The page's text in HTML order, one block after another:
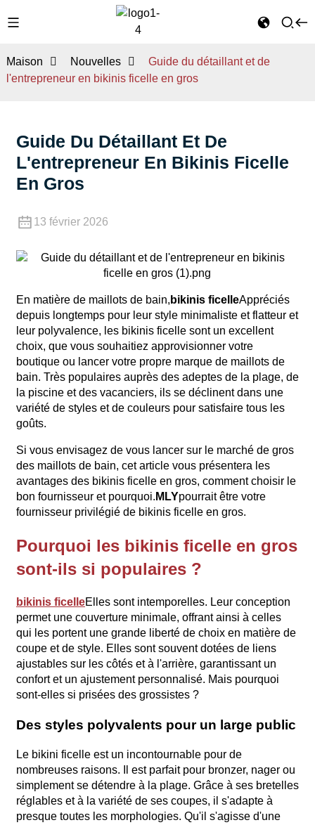
Maison Nouvelles
Guide du détaillant et de
l'entrepreneur en bikinis ficelle en gros
Guide Du Détaillant Et De
L'entrepreneur En Bikinis Ficelle
En Gros
13 février 2026
En matière de maillots de bain, bikinis ficelleAppréciés
depuis longtemps pour leur style minimaliste et flatteur et
leur polyvalence, les bikinis ficelle sont un excellent
choix, que vous souhaitiez approvisionner votre
boutique ou lancer votre propre marque de maillots de
bain. Très populaires auprès des adeptes de la plage, de
la piscine et des vacanciers, ils se déclinent dans une
variété de styles et de couleurs pour satisfaire tous les
goûts.
Si vous envisagez de vous lancer sur le marché de gros
des maillots de bain, cet article vous présentera les
avantages des bikinis ficelle en gros, comment choisir le
bon fournisseur et pourquoi. MLYpourrait être votre
fournisseur privilégié de bikinis ficelle en gros.
Pourquoi les bikinis ficelle en gros
sont-ils si populaires ?
bikinis ficelleElles sont intemporelles. Leur conception
permet une couverture minimale, offrant ainsi à celles
qui les portent une grande liberté de choix en matière de
coupe et de style. Elles sont souvent dotées de liens
ajustables sur les côtés et à l'arrière, garantissant un
confort et un ajustement personnalisé. Mais pourquoi
sont-elles si prisées des grossistes ?
Des styles polyvalents pour un large public
Le bikini ficelle est un incontournable pour de
nombreuses raisons. Il est parfait pour bronzer, nager ou
simplement se détendre à la plage. Grâce à ses bretelles
réglables et à la variété de ses coupes, il s'adapte à
presque toutes les morphologies. Qu'il s'agisse d'une